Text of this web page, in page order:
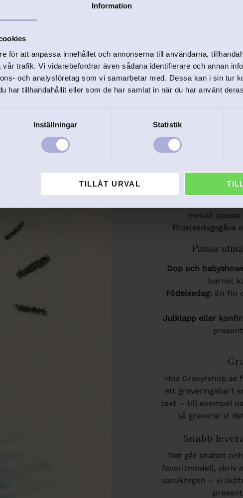
Information
för att anpassa innehållet och annonserna till användarna,
trafik. Vi vidarebefordrar även sådana identifierare och annan
och analysföretag som vi samarbetar med. Dessa kan i sin tur
har tillhandahållit eller som de har samlat in när du har använt
Inställningar Statistik
TILLÅT URVAL
magisk
Överraska med ett
en vacker melodi
speldosa är både
ännu mer unika
En
Ett speldoseskrin
ett minne för livet.
melodi
födelsedagsgåva
Passar
Dop och
barnet
Födelsedag: En fin
Julklapp eller
Hos Gravyrshop.se
ett graveringsbart
text – till exempel
så graverar vi
Snabb
Det går snabbt
favoritmodell, skriv
varukorgen – vi